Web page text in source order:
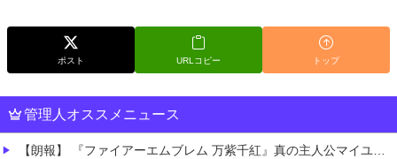
ポスト URLコピー トップ
管理人オススメニュース
【朗報】 『ファイアーエムブレム 万紫千紅』真の主人公マイユニはキャラメイクが可能